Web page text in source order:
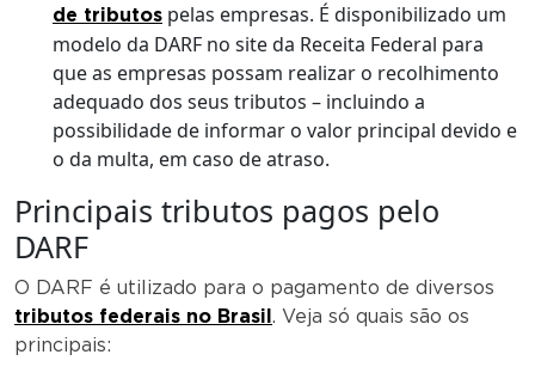
de tributos pelas empresas. É disponibilizado um
modelo da DARF no site da Receita Federal para
que as empresas possam realizar o recolhimento
adequado dos seus tributos – incluindo a
possibilidade de informar o valor principal devido e
o da multa, em caso de atraso.
Principais tributos pagos pelo
DARF
O DARF é utilizado para o pagamento de diversos
tributos federais no Brasil. Veja só quais são os
principais: